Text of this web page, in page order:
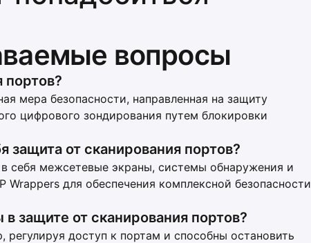
вопросы
портов?
мера безопасности, направленная на защиту
цифрового зондирования путем блокировки
защита от сканирования портов?
себя межсетевые экраны, системы обнаружения и
для обеспечения комплексной безопасности
защите от сканирования портов?
доступ к портам и способны остановить